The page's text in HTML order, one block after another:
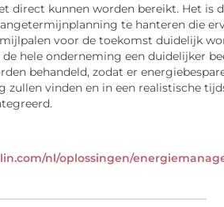
direct kunnen worden bereikt. Het is
te hanteren die
voor de toekomst duidelijk
hele onderneming een duidelijker
behandeld, zodat er
zullen vinden en in een realistische
nl/oplossingen/